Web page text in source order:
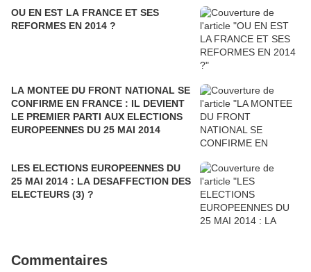
OU EN EST LA FRANCE ET SES
REFORMES EN 2014 ?
LA MONTEE DU FRONT NATIONAL SE
CONFIRME EN FRANCE : IL DEVIENT
LE PREMIER PARTI AUX ELECTIONS
EUROPEENNES DU 25 MAI 2014
LES ELECTIONS EUROPEENNES DU
25 MAI 2014 : LA DESAFFECTION DES
ELECTEURS (3) ?
Commentaires